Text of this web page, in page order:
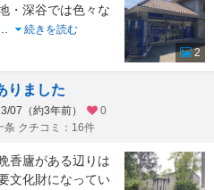
・深谷では色々な
続きを読む
2
りました
07（約3年前）
0
条 クチコミ：16件
香廬がある辺りは
文化財になってい